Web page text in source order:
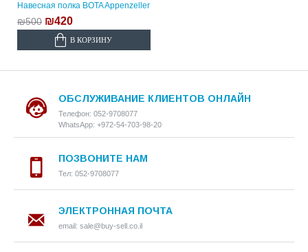
Навесная полка BOTA Appenzeller
₪500 ₪420
В КОРЗИНУ
ОБСЛУЖИВАНИЕ КЛИЕНТОВ ОНЛАЙН
Телефон: 052-9708077
WhatsApp: +972-54-703-98-20
ПОЗВОНИТЕ НАМ
Тел: 052-9708077
ЭЛЕКТРОННАЯ ПОЧТА
email: sale@buy-sell.co.il